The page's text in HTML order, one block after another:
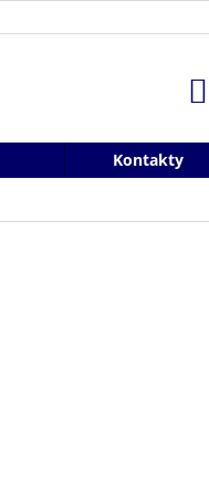
Kontakty